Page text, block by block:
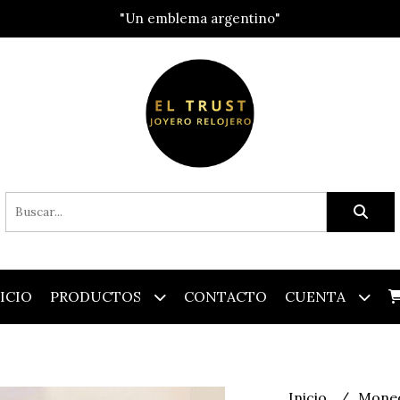
"Un emblema argentino"
PRODUCTOS CONTACTO CUENTA